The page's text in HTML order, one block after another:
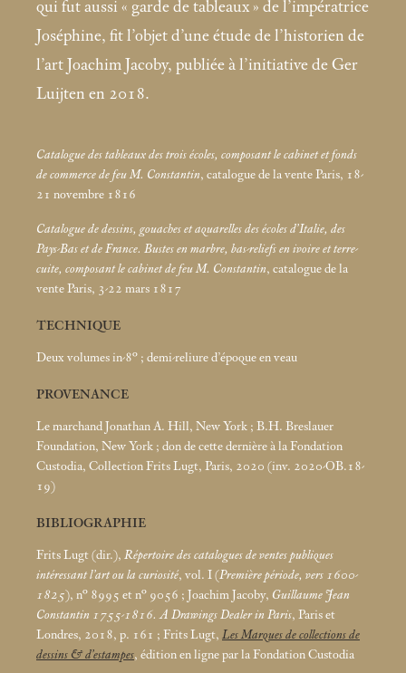
qui fut aussi « garde de tableaux » de l’impératrice
Joséphine, fit l’objet d’une étude de l’historien de
l’art Joachim Jacoby, publiée à l’initiative de Ger
Luijten en 2018.
Catalogue des tableaux des trois écoles, composant le cabinet et fonds
de commerce de feu M. Constantin, catalogue de la vente Paris, 18-
21 novembre 1816
Catalogue de dessins, gouaches et aquarelles des écoles d’Italie, des
Pays-Bas et de France. Bustes en marbre, bas-reliefs en ivoire et terre-
cuite, composant le cabinet de feu M. Constantin, catalogue de la
vente Paris, 3-22 mars 1817
TECHNIQUE
Deux volumes in-8° ; demi-reliure d’époque en veau
PROVENANCE
Le marchand Jonathan A. Hill, New York ; B.H. Breslauer
Foundation, New York ; don de cette dernière à la Fondation
Custodia, Collection Frits Lugt, Paris, 2020 (inv. 2020-OB.18-
19)
BIBLIOGRAPHIE
Frits Lugt (dir.), Répertoire des catalogues de ventes publiques
intéressant l’art ou la curiosité, vol. I (Première période, vers 1600-
1825), n° 8995 et n° 9056 ; Joachim Jacoby, Guillaume Jean
Constantin 1755-1816. A Drawings Dealer in Paris, Paris et
Londres, 2018, p. 161 ; Frits Lugt, Les Marques de collections de
dessins & d’estampes, édition en ligne par la Fondation Custodia